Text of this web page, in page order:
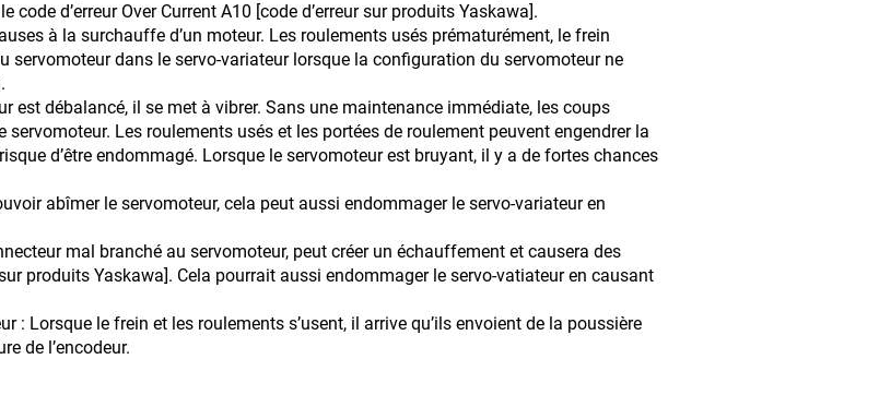
d’erreur Over Current A10 [code d’erreur sur produits Yaskawa].
à la surchauffe d’un moteur. Les roulements usés prématurément, le frein
dans le servo-variateur lorsque la configuration du servomoteur ne
est débalancé, il se met à vibrer. Sans une maintenance immédiate, les coups
Les roulements usés et les portées de roulement peuvent engendrer la
d’être endommagé. Lorsque le servomoteur est bruyant, il y a de fortes chances
abîmer le servomoteur, cela peut aussi endommager le servo-variateur en
mal branché au servomoteur, peut créer un échauffement et causera des
produits Yaskawa]. Cela pourrait aussi endommager le servo-vatiateur en causant
: Lorsque le frein et les roulements s’usent, il arrive qu’ils envoient de la poussière
de l’encodeur.